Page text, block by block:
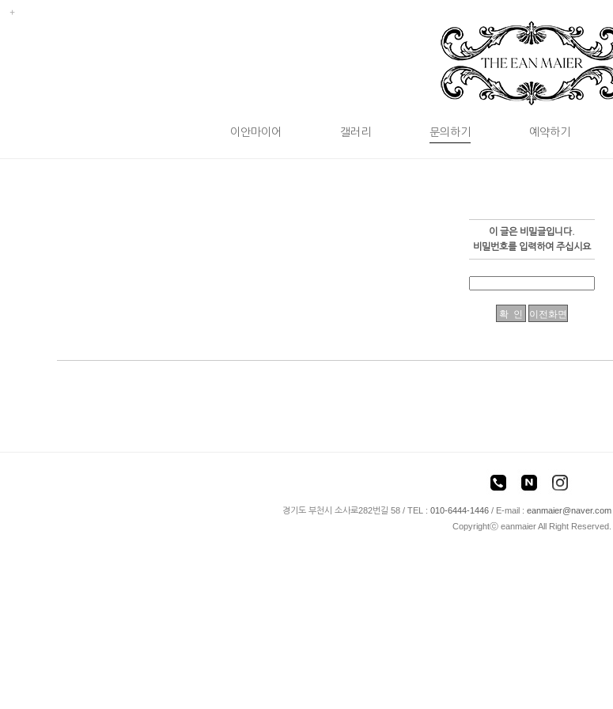
이안마이어 갤러리 문의하기 예약하기
이 글은 비밀글입니다.
비밀번호를 입력하여 주십시요
경기도 부천시 소사로282번길 58 / TEL : 010-6444-1446 / E-mail : eanmaier@naver.com
Copyrightⓒ eanmaier All Right Reserved.